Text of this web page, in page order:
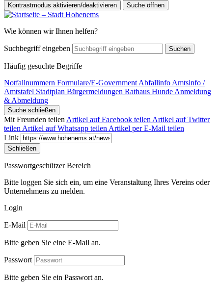
Kontrastmodus aktivieren/deaktivieren Suche öffnen
Wie können wir Ihnen helfen?
Suchbegriff eingeben Suchen
Häufig gesuchte Begriffe
Notfallnummern Formulare/E-Government Abfallinfo Amtsinfo /
Amtstafel Stadtplan Bürgermeldungen Rathaus Hunde Anmeldung
& Abmeldung
Suche schließen
Mit Freunden teilen Artikel auf Facebook teilen Artikel auf Twitter
teilen Artikel auf Whatsapp teilen Artikel per E-Mail teilen
Link
Schließen
Passwortgeschützer Bereich
Bitte loggen Sie sich ein, um eine Veranstaltung Ihres Vereins oder
Unternehmens zu melden.
Login
E-Mail
Bitte geben Sie eine E-Mail an.
Passwort
Bitte geben Sie ein Passwort an.